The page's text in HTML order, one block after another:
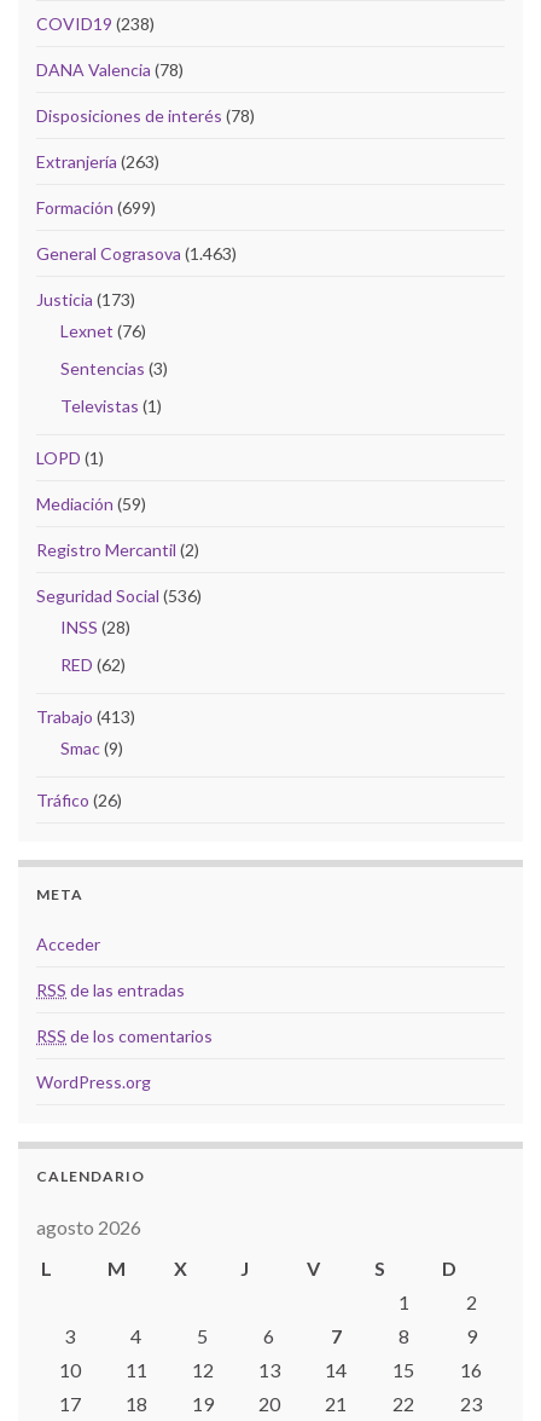
COVID19 (238)
DANA Valencia (78)
Disposiciones de interés (78)
Extranjería (263)
Formación (699)
General Cograsova (1.463)
Justicia (173)
Lexnet (76)
Sentencias (3)
Televistas (1)
LOPD (1)
Mediación (59)
Registro Mercantil (2)
Seguridad Social (536)
INSS (28)
RED (62)
Trabajo (413)
Smac(9)
Tráfico (26)
META
Acceder
RSS de las entradas
RSS de los comentarios
WordPress.org
CALENDARIO
agosto 2026
L
M X J V S
D
1
2
3
4 5 6 7 8
9
10
11 12 13 14 15
16
17
18 19 20 21 22 23